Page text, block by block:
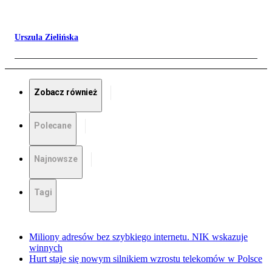
Urszula Zielińska
Zobacz również
Polecane
Najnowsze
Tagi
Miliony adresów bez szybkiego internetu. NIK wskazuje
winnych
Hurt staje się nowym silnikiem wzrostu telekomów w Polsce